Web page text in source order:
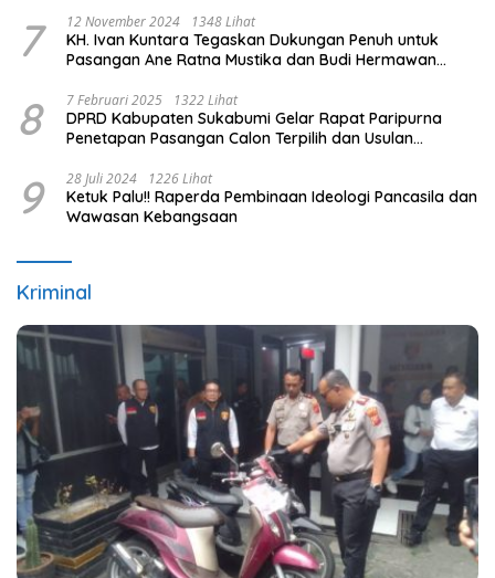
7 12 November 2024 1348 Lihat
KH. Ivan Kuntara Tegaskan Dukungan Penuh untuk
Pasangan Ane Ratna Mustika dan Budi Hermawan
8 7 Februari 2025 1322 Lihat
DPRD Kabupaten Sukabumi Gelar Rapat Paripurna
Penetapan Pasangan Calon Terpilih dan Usulan
9 28 Juli 2024 1226 Lihat
Ketuk Palu!! Raperda Pembinaan Ideologi Pancasila dan
Wawasan Kebangsaan
Kriminal